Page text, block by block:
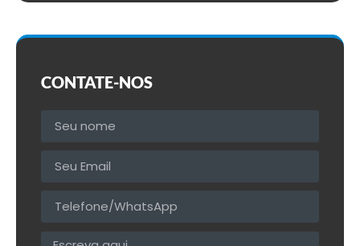
CONTATE-NOS